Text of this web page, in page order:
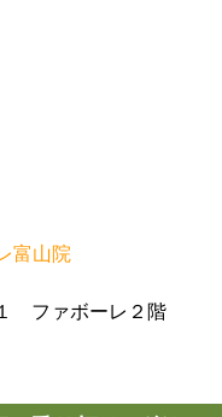
富山院
ファボーレ２階